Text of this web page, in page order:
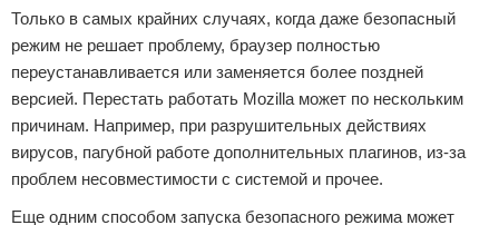
Только в самых крайних случаях, когда даже безопасный
режим не решает проблему, браузер полностью
переустанавливается или заменяется более поздней
версией. Перестать работать Mozilla может по нескольким
причинам. Например, при разрушительных действиях
вирусов, пагубной работе дополнительных плагинов, из-за
проблем несовместимости с системой и прочее.
Еще одним способом запуска безопасного режима может